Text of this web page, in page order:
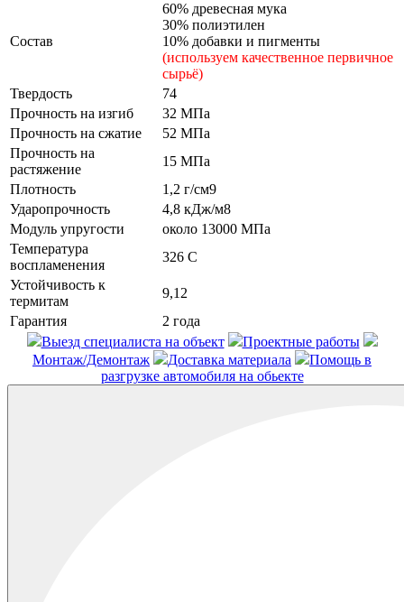
Состав
60% древесная мука
30% полиэтилен
10% добавки и пигменты
(используем качественное первичное
сырьё)
Твердость
74
Прочность на изгиб
32 МПа
Прочность на сжатие
52 МПа
Прочность на
растяжение
15 МПа
Плотность
1,2 г/см9
Ударопрочность
4,8 кДж/м8
Модуль упругости
около 13000 МПа
Температура
воспламенения
326 С
Устойчивость к
термитам
9,12
Гарантия
2 года
Выезд специалиста на объект
Проектные работы
Монтаж/Демонтаж
Доставка материала
Помощь в
разгрузке автомобиля на обьекте